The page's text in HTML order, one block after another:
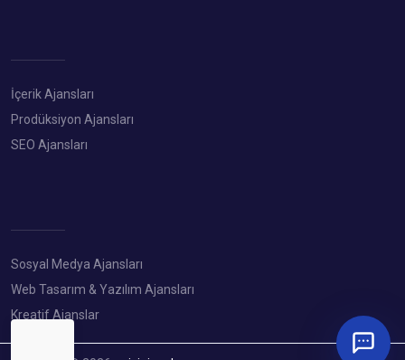
İçerik Ajansları
Prodüksiyon Ajansları
SEO Ajansları
Sosyal Medya Ajansları
Web Tasarım & Yazılım Ajansları
Kreatif Ajanslar